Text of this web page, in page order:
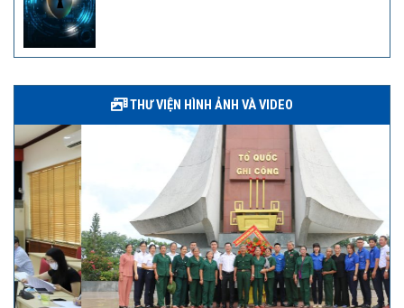
THƯ VIỆN HÌNH ẢNH VÀ VIDEO